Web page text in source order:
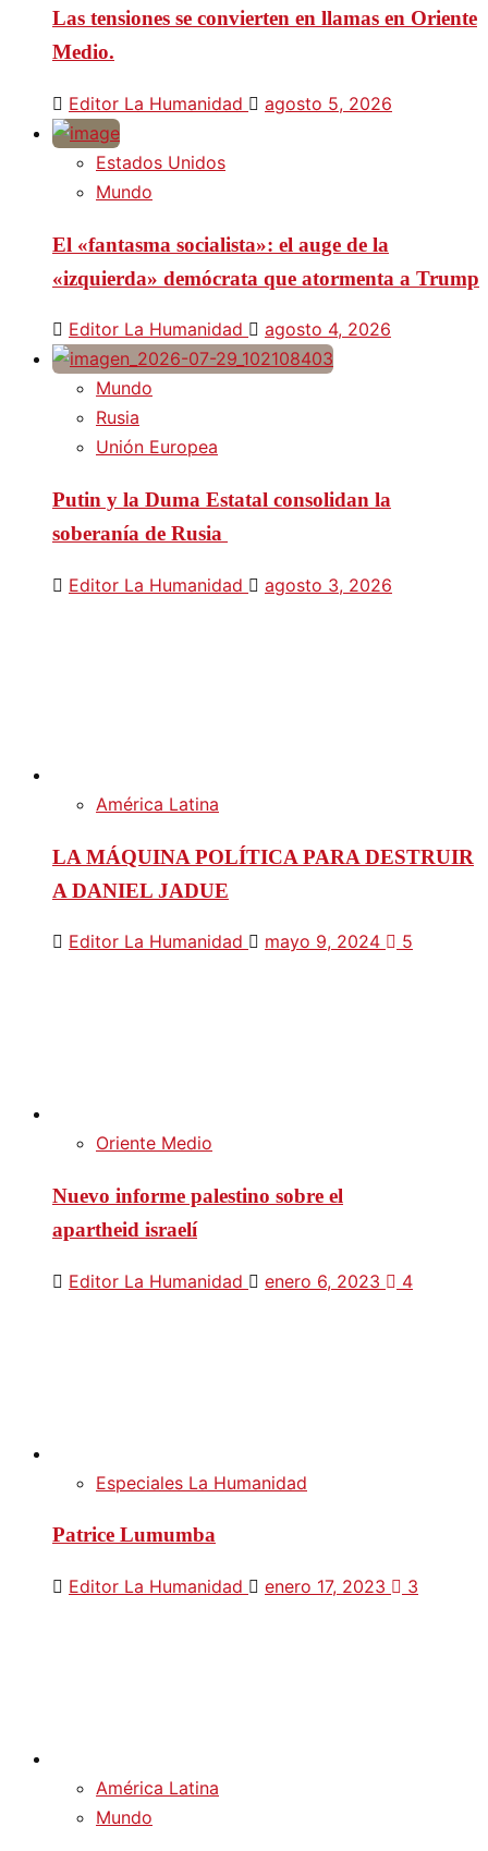
Las tensiones se convierten en llamas en Oriente
Medio.
Editor La Humanidad agosto 5, 2026
Estados Unidos
Mundo
El «fantasma socialista»: el auge de la
«izquierda» demócrata que atormenta a Trump
Editor La Humanidad agosto 4, 2026
Mundo
Rusia
Unión Europea
Putin y la Duma Estatal consolidan la
soberanía de Rusia
Editor La Humanidad agosto 3, 2026
América Latina
LA MÁQUINA POLÍTICA PARA DESTRUIR
A DANIEL JADUE
Editor La Humanidad mayo 9, 2024 5
Oriente Medio
Nuevo informe palestino sobre el
apartheid israelí
Editor La Humanidad enero 6, 2023 4
Especiales La Humanidad
Patrice Lumumba
Editor La Humanidad enero 17, 2023 3
América Latina
Mundo